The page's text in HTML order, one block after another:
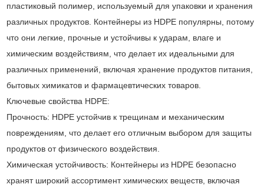
пластиковый полимер, используемый для упаковки и хранения
различных продуктов. Контейнеры из HDPE популярны, потому
что они легкие, прочные и устойчивы к ударам, влаге и
химическим воздействиям, что делает их идеальными для
различных применений, включая хранение продуктов питания,
бытовых химикатов и фармацевтических товаров.
Ключевые свойства HDPE:
Прочность: HDPE устойчив к трещинам и механическим
повреждениям, что делает его отличным выбором для защиты
продуктов от физического воздействия.
Химическая устойчивость: Контейнеры из HDPE безопасно
хранят широкий ассортимент химических веществ, включая